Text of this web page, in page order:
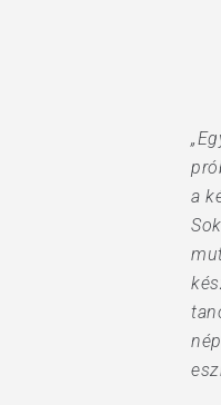
Hit enter to
a